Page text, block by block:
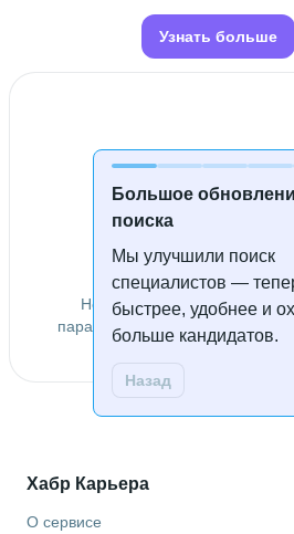
Большое
поиска
Мы улучшили поиск
специалистов —
быстрее, удобнее и
больше кандидатов.
Назад
Узнать больше
Специалисты не
Не удалось найти
параметрам. Попробуйте
Хабр Карьера
О сервисе